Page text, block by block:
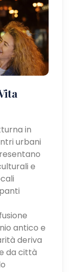
in
urbani
e
antico e
deriva
da città